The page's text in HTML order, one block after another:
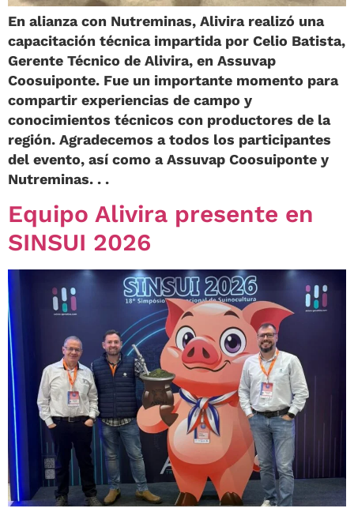
En alianza con Nutreminas, Alivira realizó una
capacitación técnica impartida por Celio Batista,
Gerente Técnico de Alivira, en Assuvap
Coosuiponte. Fue un importante momento para
compartir experiencias de campo y
conocimientos técnicos con productores de la
región. Agradecemos a todos los participantes
del evento, así como a Assuvap Coosuiponte y
Nutreminas. . .
Equipo Alivira presente en
SINSUI 2026